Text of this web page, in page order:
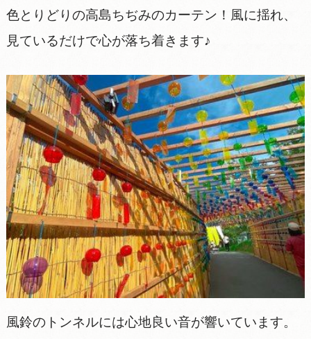
色とりどりの高島ちぢみのカーテン！風に揺れ、
見ているだけで心が落ち着きます♪
風鈴のトンネルには心地良い音が響いています。